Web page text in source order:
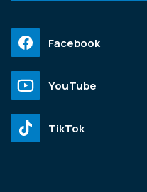
Facebook
YouTube
TikTok